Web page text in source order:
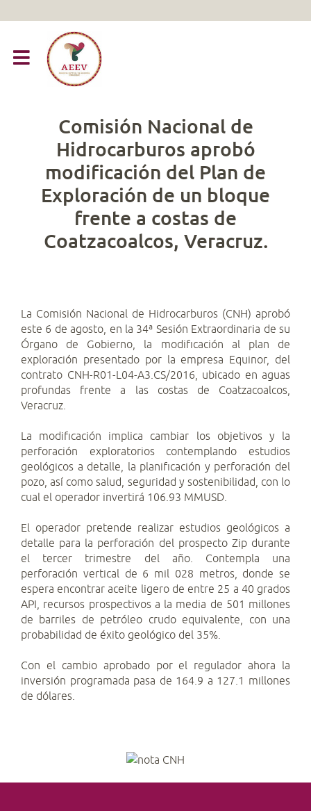
Comisión Nacional de
Hidrocarburos aprobó
modificación del Plan de
Exploración de un bloque
frente a costas de
Coatzacoalcos, Veracruz.
La Comisión Nacional de Hidrocarburos (CNH) aprobó
este 6 de agosto, en la 34ª Sesión Extraordinaria de su
Órgano de Gobierno, la modificación al plan de
exploración presentado por la empresa Equinor, del
contrato CNH-R01-L04-A3.CS/2016, ubicado en aguas
profundas frente a las costas de Coatzacoalcos,
Veracruz.
La modificación implica cambiar los objetivos y la
perforación exploratorios contemplando estudios
geológicos a detalle, la planificación y perforación del
pozo, así como salud, seguridad y sostenibilidad, con lo
cual el operador invertirá 106.93 MMUSD.
El operador pretende realizar estudios geológicos a
detalle para la perforación del prospecto Zip durante
el tercer trimestre del año. Contempla una
perforación vertical de 6 mil 028 metros, donde se
espera encontrar aceite ligero de entre 25 a 40 grados
API, recursos prospectivos a la media de 501 millones
de barriles de petróleo crudo equivalente, con una
probabilidad de éxito geológico del 35%.
Con el cambio aprobado por el regulador ahora la
inversión programada pasa de 164.9 a 127.1 millones
de dólares.